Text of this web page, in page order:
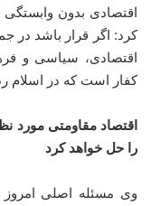
اقتصادی بدون وابستگی
کرد: اگر قرار باشد در
اقتصادی، سیاسی و
کفار است که در
اقتصاد مقاومتی مورد
را حل خواهد کرد
وی مسئله اصلی